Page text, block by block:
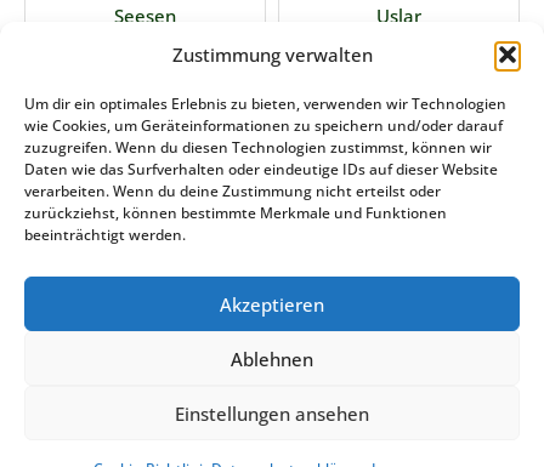
Zustimmung verwalten
Um dir ein optimales Erlebnis zu bieten, verwenden wir Technologien
wie Cookies, um Geräteinformationen zu speichern und/oder darauf
zuzugreifen. Wenn du diesen Technologien zustimmst, können wir
Daten wie das Surfverhalten oder eindeutige IDs auf dieser Website
verarbeiten. Wenn du deine Zustimmung nicht erteilst oder
zurückziehst, können bestimmte Merkmale und Funktionen
beeinträchtigt werden.
Akzeptieren
Ablehnen
Einstellungen ansehen
Seesen
Uslar
Jetzt Anfrage stellen
Zum Formular
Das könnte Sie auch interessieren
Winterdienst Brandenburg
COOKIE-RICHTLINIE (EU)